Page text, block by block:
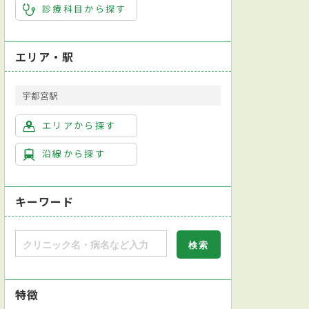
診療科目から探す
エリア・駅
宇都宮駅
エリアから探す
沿線から探す
キーワード
特徴